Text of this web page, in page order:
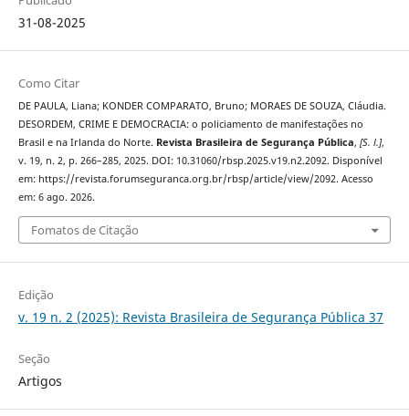
31-08-2025
Como Citar
DE PAULA, Liana; KONDER COMPARATO, Bruno; MORAES DE SOUZA, Cláudia.
DESORDEM, CRIME E DEMOCRACIA: o policiamento de manifestações no
Brasil e na Irlanda do Norte. Revista Brasileira de Segurança Pública, [S. l.],
v. 19, n. 2, p. 266–285, 2025. DOI: 10.31060/rbsp.2025.v19.n2.2092. Disponível
em: https://revista.forumseguranca.org.br/rbsp/article/view/2092. Acesso
em: 6 ago. 2026.
Fomatos de Citação
Edição
v. 19 n. 2 (2025): Revista Brasileira de Segurança Pública 37
Seção
Artigos